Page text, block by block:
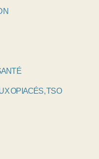
OPIACÉS, TSO